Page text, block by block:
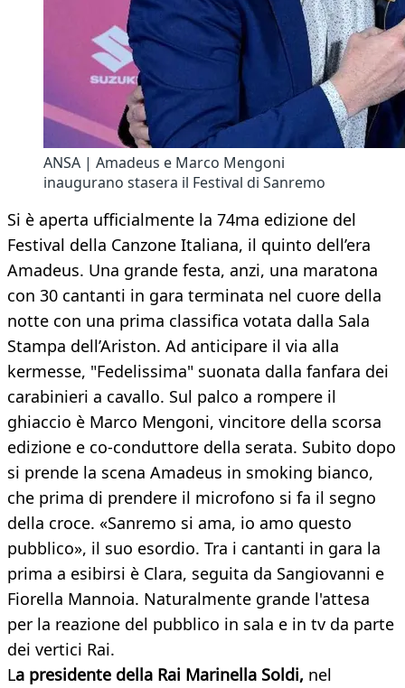
ANSA | Amadeus e Marco Mengoni
inaugurano stasera il Festival di Sanremo
Si è aperta ufficialmente la 74ma edizione del
Festival della Canzone Italiana, il quinto dell’era
Amadeus. Una grande festa, anzi, una maratona
con 30 cantanti in gara terminata nel cuore della
notte con una prima classifica votata dalla Sala
Stampa dell’Ariston. Ad anticipare il via alla
kermesse, "Fedelissima" suonata dalla fanfara dei
carabinieri a cavallo. Sul palco a rompere il
ghiaccio è Marco Mengoni, vincitore della scorsa
edizione e co-conduttore della serata. Subito dopo
si prende la scena Amadeus in smoking bianco,
che prima di prendere il microfono si fa il segno
della croce. «Sanremo si ama, io amo questo
pubblico», il suo esordio. Tra i cantanti in gara la
prima a esibirsi è Clara, seguita da Sangiovanni e
Fiorella Mannoia. Naturalmente grande l'attesa
per la reazione del pubblico in sala e in tv da parte
dei vertici Rai.
La presidente della Rai Marinella Soldi, nel